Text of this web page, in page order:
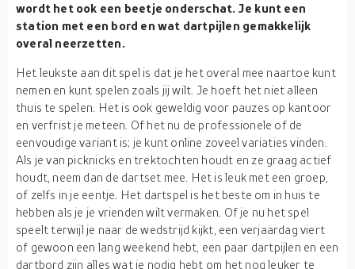
wordt het ook een beetje onderschat. Je kunt een
station met een bord en wat dartpijlen gemakkelijk
overal neerzetten.
Het leukste aan dit spel is dat je het overal mee naartoe kunt
nemen en kunt spelen zoals jij wilt. Je hoeft het niet alleen
thuis te spelen. Het is ook geweldig voor pauzes op kantoor
en verfrist je meteen. Of het nu de professionele of de
eenvoudige variant is; je kunt online zoveel variaties vinden.
Als je van picknicks en trektochten houdt en ze graag actief
houdt, neem dan de dartset mee. Het is leuk met een groep,
of zelfs in je eentje. Het dartspel is het beste om in huis te
hebben als je je vrienden wilt vermaken. Of je nu het spel
speelt terwijl je naar de wedstrijd kijkt, een verjaardag viert
of gewoon een lang weekend hebt, een paar dartpijlen en een
dartbord zijn alles wat je nodig hebt om het nog leuker te